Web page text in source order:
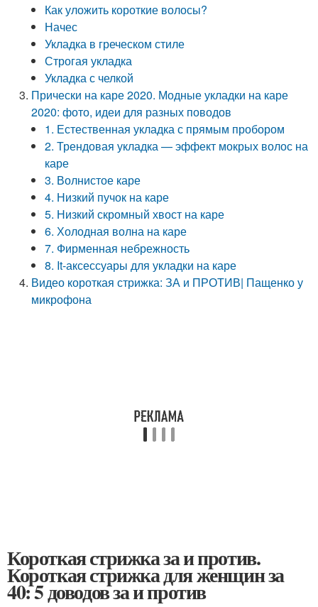
Как уложить короткие волосы?
Начес
Укладка в греческом стиле
Строгая укладка
Укладка с челкой
Прически на каре 2020. Модные укладки на каре
2020: фото, идеи для разных поводов
1. Естественная укладка с прямым пробором
2. Трендовая укладка — эффект мокрых волос на
каре
3. Волнистое каре
4. Низкий пучок на каре
5. Низкий скромный хвост на каре
6. Холодная волна на каре
7. Фирменная небрежность
8. It-аксессуары для укладки на каре
Видео короткая стрижка: ЗА и ПРОТИВ| Пащенко у
микрофона
Короткая стрижка за и против.
Короткая стрижка для женщин за
40: 5 доводов за и против